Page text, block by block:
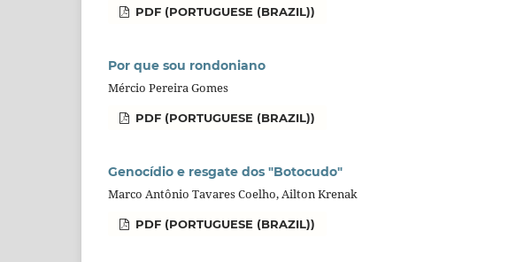
PDF (PORTUGUESE (BRAZIL))
Por que sou rondoniano
Mércio Pereira Gomes
PDF (PORTUGUESE (BRAZIL))
Genocídio e resgate dos "Botocudo"
Marco Antônio Tavares Coelho, Ailton Krenak
PDF (PORTUGUESE (BRAZIL))